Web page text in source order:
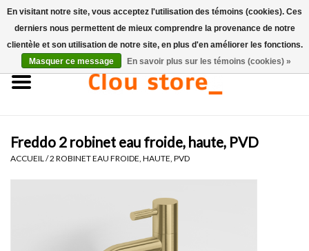
Accueil
Ensembles de lave-mains
Lave-mains
Freddo 2 robinet eau froide, haute, PVD
ACCUEIL /2 ROBINET EAU FROIDE, HAUTE, PVD
En visitant notre site, vous acceptez l'utilisation des témoins (cookies). Ces
derniers nous permettent de mieux comprendre la provenance de notre
clientèle et son utilisation de notre site, en plus d'en améliorer les fonctions.
Masquer ce message
En savoir plus sur les témoins (cookies) »